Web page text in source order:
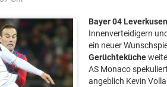
Bayer 04 Leverkusen
Innenverteidigern
ein neuer
Gerüchteküche
AS Monaco
angeblich Kevin